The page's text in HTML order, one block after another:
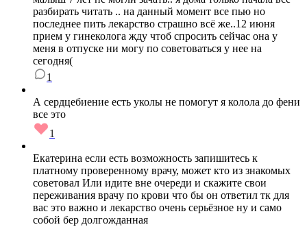
разбирать читать .. на данный момент все пью но
последнее пить лекарство страшно всё же..12 июня
прием у гинеколога жду чтоб спросить сейчас она у
меня в отпуске ни могу по советоваться у нее на
сегодня(
1
А сердцебиение есть уколы не помогут я колола до фени
все это
1
Екатерина если есть возможность запишитесь к
платному проверенному врачу, может кто из знакомых
советовал Или идите вне очереди и скажите свои
переживания врачу по крови что бы он ответил тк для
вас это важно и лекарство очень серьёзное ну и само
собой бер долгожданная